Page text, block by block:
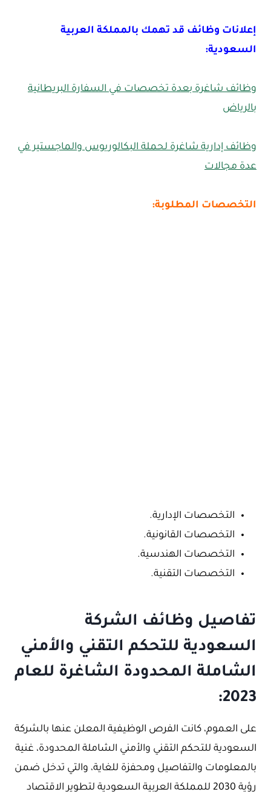
إعلانات وظائف قد تهمك بالمملكة العربية
السعودية:
وظائف شاغرة بعدة تخصصات في السفارة البريطانية
بالرياض
وظائف إدارية شاغرة لحملة البكالوريوس والماجستير في
عدة مجالات
التخصصات المطلوبة:
التخصصات الإدارية.
التخصصات القانونية.
التخصصات الهندسية.
التخصصات التقنية.
تفاصيل وظائف الشركة
السعودية للتحكم التقني والأمني
الشاملة المحدودة الشاغرة للعام
2023:
على العموم، كانت الفرص الوظيفية المعلن عنها بالشركة
السعودية للتحكم التقني والأمني الشاملة المحدودة، غنية
بالمعلومات والتفاصيل ومحفزة للغاية، والتي تدخل ضمن
رؤية 2030 للمملكة العربية السعودية لتطوير الاقتصاد